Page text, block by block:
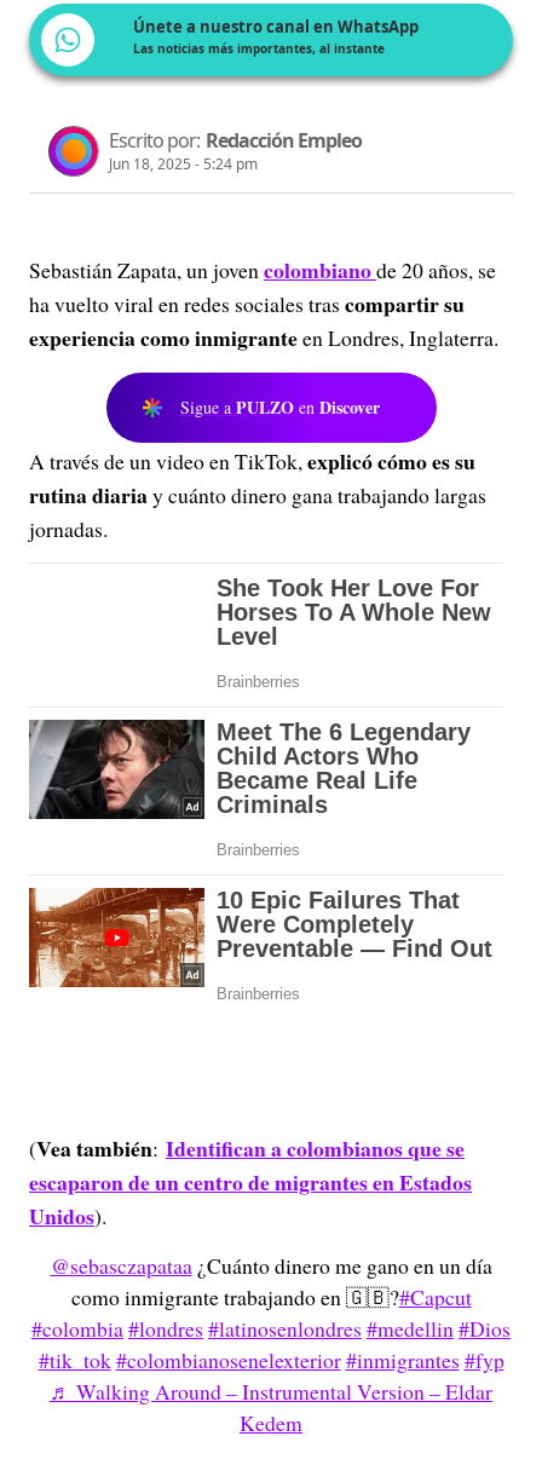
Únete a nuestro canal en WhatsApp
Las noticias más importantes, al instante
Escrito por: Redacción Empleo
Jun 18, 2025 - 5:24 pm
Sebastián Zapata, un jovencolombianode 20 años, se
ha vuelto viral en redes sociales tras compartir su
experiencia como inmigranteen Londres, Inglaterra.
Sigue a PULZO en Discover
A través de un video en TikTok,explicó cómo es su
rutina diariay cuánto dinero gana trabajando largas
jornadas.
(Vea también: Identifican a colombianos que se
escaparon de un centro de migrantes en Estados
Unidos).
@sebasczapataa¿Cuánto dinero me gano en un día
como inmigrante trabajando en 🇬🇧?#Capcut
#colombia#londres #latinosenlondres #medellin#Dios
#tik_tok#colombianosenelexterior#inmigrantes #fyp
♬ Walking Around – Instrumental Version – Eldar
Kedem